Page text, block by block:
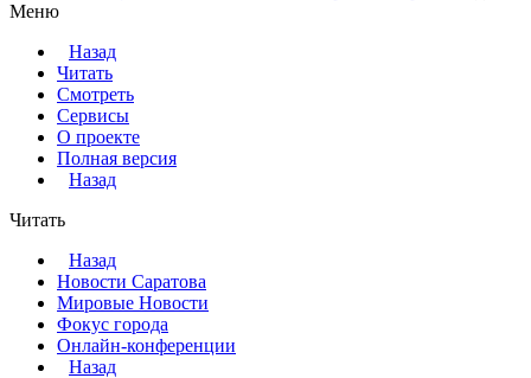
Меню
Назад
Читать
Смотреть
Сервисы
О проекте
Полная версия
Назад
Читать
Назад
Новости Саратова
Мировые Новости
Фокус города
Онлайн-конференции
Назад